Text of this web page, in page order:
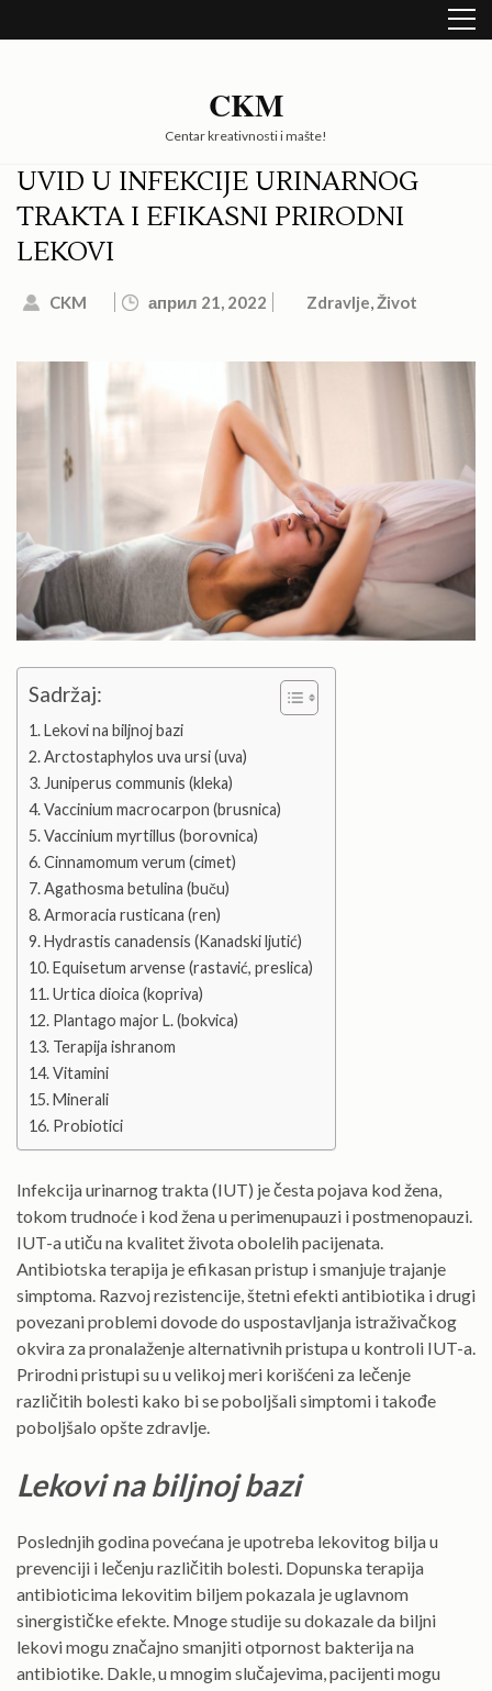
to
CKM
Centar kreativnosti i mašte!
UVID U INFEKCIJE URINARNOG
TRAKTA I EFIKASNI PRIRODNI
LEKOVI
CKM април 21, 2022 Zdravlje,Život
Sadržaj:
Lekovi na biljnoj bazi
Arctostaphylos uva ursi (uva)
Juniperus communis (kleka)
Vaccinium macrocarpon (brusnica)
Vaccinium myrtillus (borovnica)
Cinnamomum verum (cimet)
Agathosma betulina (buču)
Armoracia rusticana (ren)
Hydrastis canadensis (Kanadski ljutić)
Equisetum arvense (rastavić, preslica)
Urtica dioica (kopriva)
Plantago major L. (bokvica)
Terapija ishranom
Vitamini
Minerali
Probiotici
Infekcija urinarnog trakta (IUT) je česta pojava kod žena,
tokom trudnoće i kod žena u perimenupauzi i postmenopauzi.
IUT-a utiču na kvalitet života obolelih pacijenata.
Antibiotska terapija je efikasan pristup i smanjuje trajanje
simptoma. Razvoj rezistencije, štetni efekti antibiotika i drugi
povezani problemi dovode do uspostavljanja istraživačkog
okvira za pronalaženje alternativnih pristupa u kontroli IUT-a.
Prirodni pristupi su u velikoj meri korišćeni za lečenje
različitih bolesti kako bi se poboljšali simptomi i takođe
poboljšalo opšte zdravlje.
Lekovi na biljnoj bazi
Poslednjih godina povećana je upotreba lekovitog bilja u
prevenciji i lečenju različitih bolesti. Dopunska terapija
antibioticima lekovitim biljem pokazala je uglavnom
sinergističke efekte. Mnoge studije su dokazale da biljni
lekovi mogu značajno smanjiti otpornost bakterija na
antibiotike. Dakle, u mnogim slučajevima, pacijenti mogu